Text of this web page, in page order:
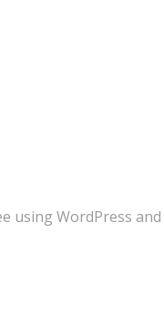
using WordPress and